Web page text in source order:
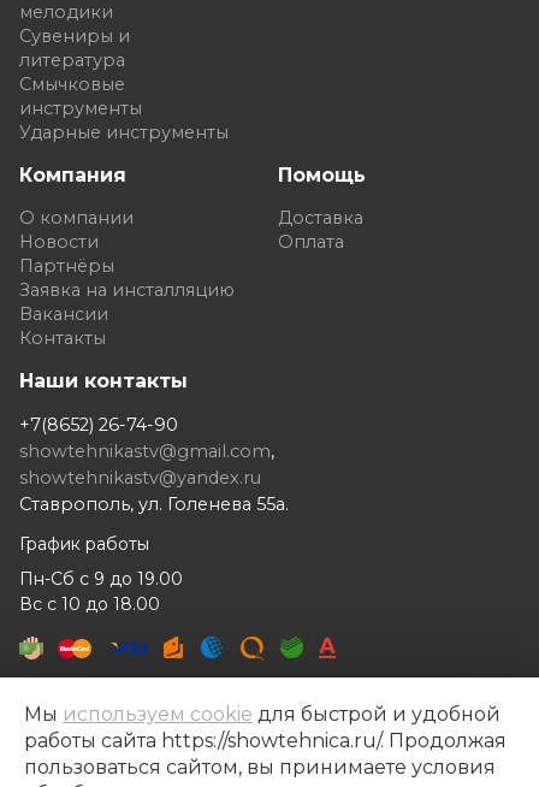
мелодики
Сувениры и
литература
Смычковые
инструменты
Ударные инструменты
Компания
О компании
Новости
Партнёры
Заявка на инсталляцию
Вакансии
Контакты
Помощь
Доставка
Оплата
Наши контакты
+7(8652) 26-74-90
showtehnikastv@gmail.com,
showtehnikastv@yandex.ru
Ставрополь, ул. Голенева 55а.
График работы
Пн-Сб с 9 до 19.00
Вс с 10 до 18.00
Шоутехника © 2014- 2026
Разработка сайта —Рекламный контент
Мы используем cookie для быстрой и удобной
работы сайта https://showtehnica.ru/. Продолжая
пользоваться сайтом, вы принимаете условия